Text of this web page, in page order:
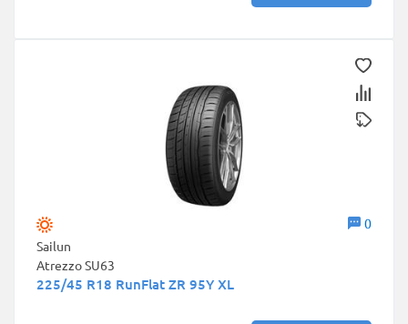
0
Sailun
Atrezzo SU63
225/45 R18 RunFlat ZR 95Y XL